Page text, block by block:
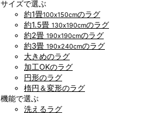
サイズで選ぶ
約1畳100x150cmのラグ
約1.5畳 130x190cmのラグ
約2畳 190x190cmのラグ
約3畳 190x240cmのラグ
大きめのラグ
加工OKのラグ
円形のラグ
楕円＆変形のラグ
機能で選ぶ
洗えるラグ